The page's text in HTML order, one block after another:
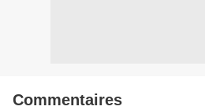
Commentaires